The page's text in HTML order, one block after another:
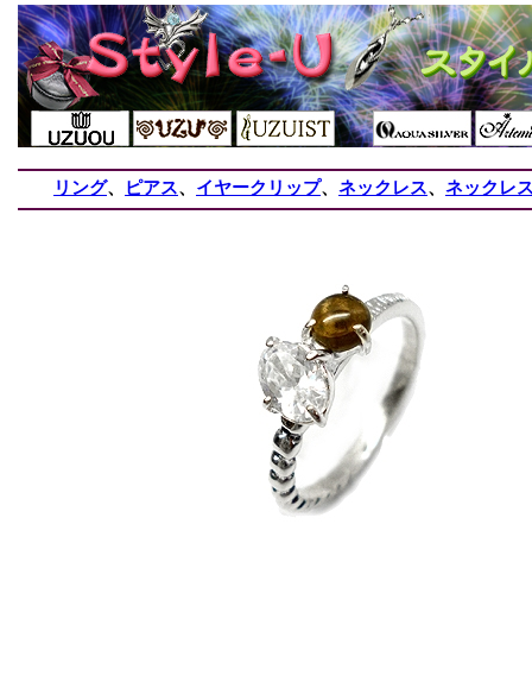
リング、 ピアス、 イヤークリップ、 ネックレス、 ネックレ